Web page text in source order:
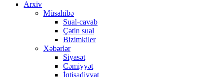
Arxiv
Müsahibə
Sual-cavab
Çətin sual
Bizimkiler
Xəbərlər
Siyasət
Cəmiyyət
İqtisadiyyat